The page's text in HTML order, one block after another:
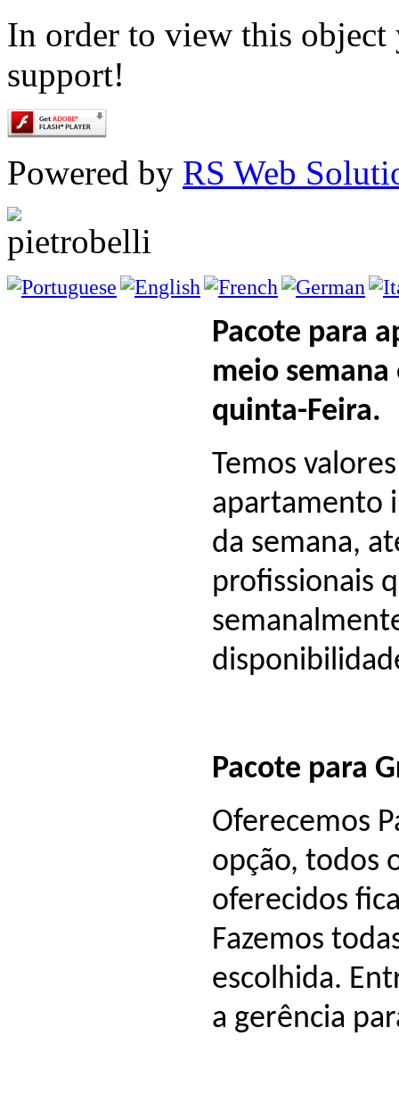
In order to view this object
support!
Powered by RS Web
Pacote para
meio semana
quinta-Feira.
Temos
apartamento
da semana,
profissionais
Pacote para
Oferecemos
opção, todos
oferecidos
Fazemos
escolhida.
a gerência